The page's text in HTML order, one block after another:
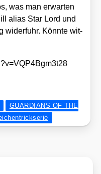
was man erwar­ten
ali­as Star Lord und
wider­fuhr. Könn­te wit­
GUARDIANS OF THE